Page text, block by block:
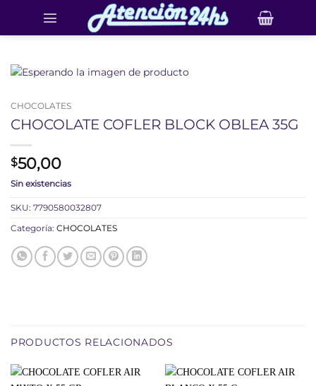
contenido
CHOCOLATES
CHOCOLATE COFLER BLOCK OBLEA 35G
$50,00
Sin existencias
SKU: 7790580032807
Categoría: CHOCOLATES
PRODUCTOS RELACIONADOS